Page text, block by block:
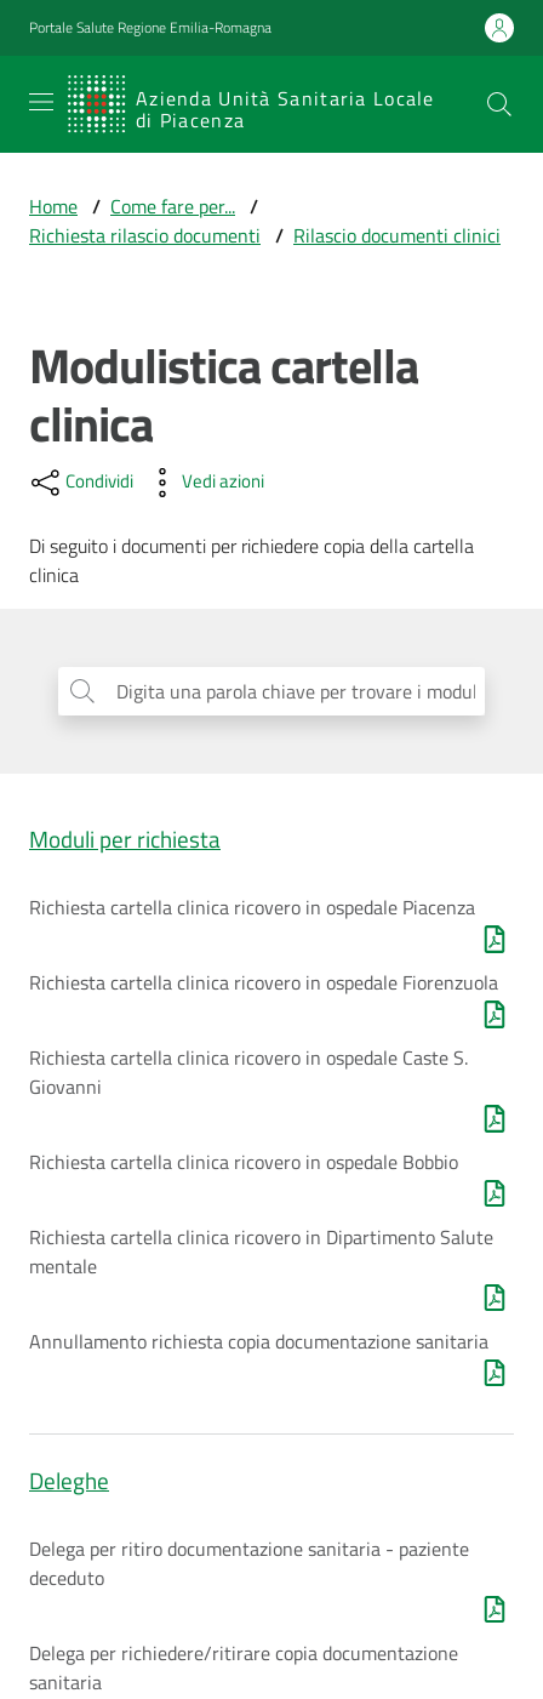
Vai al contenuto
Vai alla navigazione
Vai al footer
Portale Salute Regione Emilia-Romagna
Azienda Unità Sanitaria Locale
di Piacenza
SERVIZIO
SANITARIO
Emilia-
Romagna
Prestazioni
percorsi
cura
per...
e
territorio
a
Seguici
su
Home / Come fare per... /
Richiesta rilascio documenti / Rilascio documenti clinici
Modulistica cartella
clinica
Condividi Vedi azioni
Di seguito i documenti per richiedere copia della cartella
clinica
Digita una parola chiave per trovare i moduli
Moduli per richiesta
Richiesta cartella clinica ricovero in ospedale Piacenza
Richiesta cartella clinica ricovero in ospedale Fiorenzuola
Richiesta cartella clinica ricovero in ospedale Caste S.
Giovanni
Richiesta cartella clinica ricovero in ospedale Bobbio
Richiesta cartella clinica ricovero in Dipartimento Salute
mentale
Annullamento richiesta copia documentazione sanitaria
Deleghe
Delega per ritiro documentazione sanitaria - paziente
deceduto
Delega per richiedere/ritirare copia documentazione
sanitaria